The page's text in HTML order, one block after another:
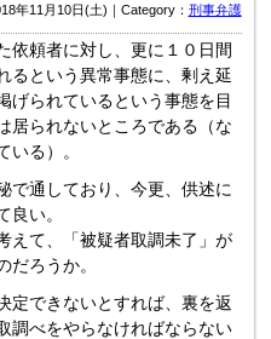
年11月10日(土)｜Category： 刑事弁護
依頼者に対し、更に１０日間
るという異常事態に、剰え延
げられているという事態を目
居られないところである（な
いる）。
で通しており、今更、供述に
良い。
えて、「被疑者取調未了」が
だろうか。
定できないとすれば、裏を返
調べをやらなければならない